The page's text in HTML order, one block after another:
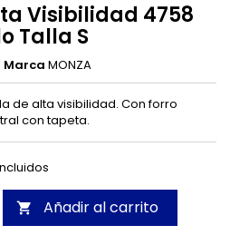
Visibilidad 4758
Talla S
Marca MONZA
de alta visibilidad. Con forro
con tapeta.
 Añadir al carrito